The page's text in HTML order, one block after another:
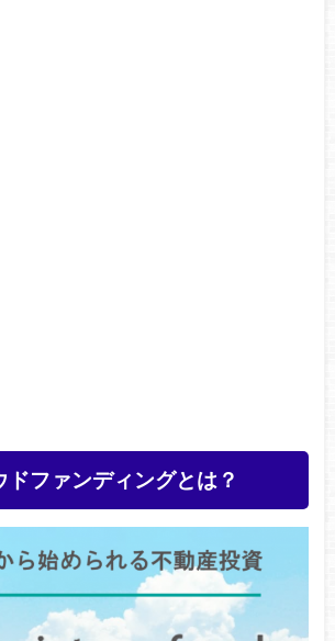
ドファンディングとは？